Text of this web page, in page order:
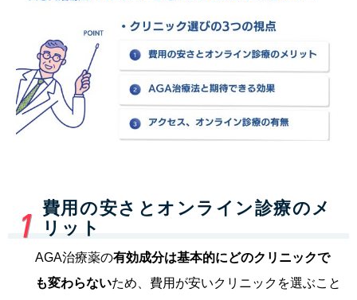
費用の安さとオンライン診療のメ
リット
AGA治療薬の有効成分は基本的にどのクリニックで
も変わらないため、費用が安いクリニックを選ぶこと